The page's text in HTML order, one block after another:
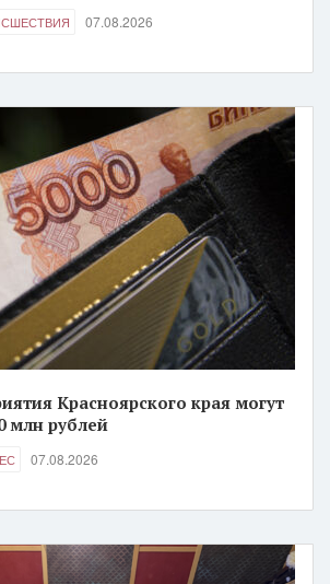
07.08.2026
Красноярского края могут
млн рублей
07.08.2026